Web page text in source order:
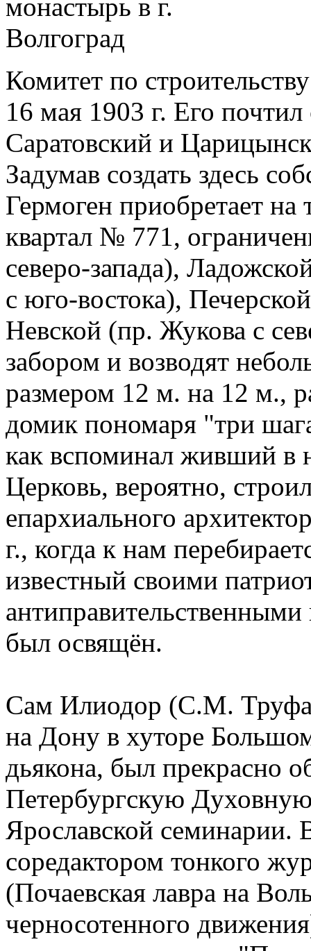
Комитет по
16 мая 1903 г. Его
Саратовский и
Задумав создать здесь
Гермоген приобретает
квартал № 771,
северо-запада),
с юго-востока),
Невской (пр. Жукова с
забором и возводят
размером 12 м. на 12 м.,
домик пономаря "три
как вспоминал живший в
Церковь, вероятно,
епархиального
г., когда к нам
известный своими
был освящён.
Сам Илиодор (С.М.
на Дону в хуторе
дьякона, был прекрасно
Петербургскую
Ярославской семинарии.
соредактором тонкого
(Почаевская лавра на
черносотенного